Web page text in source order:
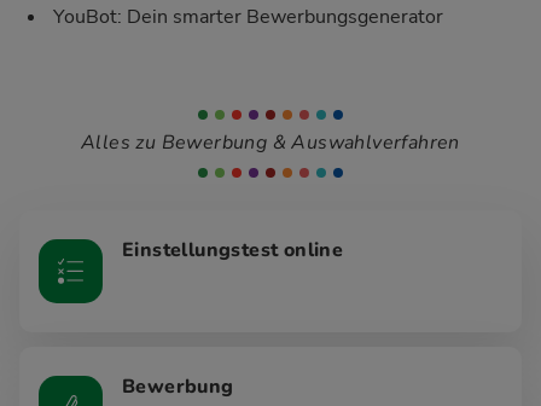
YouBot: Dein smarter Bewerbungsgenerator
Alles zu Bewerbung & Auswahlverfahren
Einstellungstest online
Bewerbung